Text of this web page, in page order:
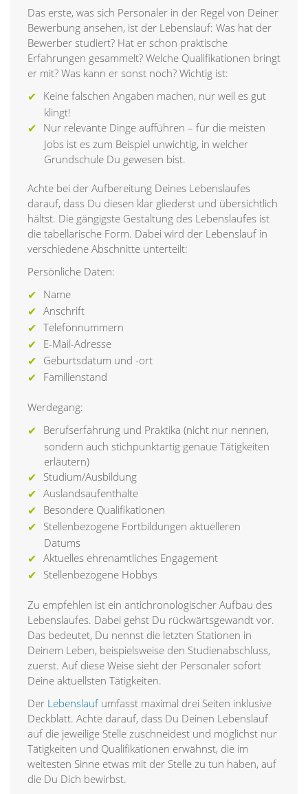
Das erste, was sich Personaler in der Regel von Deiner
Bewerbung ansehen, ist der Lebenslauf: Was hat der
Bewerber studiert? Hat er schon praktische
Erfahrungen gesammelt? Welche Qualifikationen bringt
er mit? Was kann er sonst noch? Wichtig ist:
Keine falschen Angaben machen, nur weil es gut
klingt!
Nur relevante Dinge aufführen – für die meisten
Jobs ist es zum Beispiel unwichtig, in welcher
Grundschule Du gewesen bist.
Achte bei der Aufbereitung Deines Lebenslaufes
darauf, dass Du diesen klar gliederst und übersichtlich
hältst. Die gängigste Gestaltung des Lebenslaufes ist
die tabellarische Form. Dabei wird der Lebenslauf in
verschiedene Abschnitte unterteilt:
Persönliche Daten:
Name
Anschrift
Telefonnummern
E-Mail-Adresse
Geburtsdatum und -ort
Familienstand
Werdegang:
Berufserfahrung und Praktika (nicht nur nennen,
sondern auch stichpunktartig genaue Tätigkeiten
erläutern)
Studium/Ausbildung
Auslandsaufenthalte
Besondere Qualifikationen
Stellenbezogene Fortbildungen aktuelleren
Datums
Aktuelles ehrenamtliches Engagement
Stellenbezogene Hobbys
Zu empfehlen ist ein antichronologischer Aufbau des
Lebenslaufes. Dabei gehst Du rückwärtsgewandt vor.
Das bedeutet, Du nennst die letzten Stationen in
Deinem Leben, beispielsweise den Studienabschluss,
zuerst. Auf diese Weise sieht der Personaler sofort
Deine aktuellsten Tätigkeiten.
Der Lebenslaufumfasst maximal drei Seiten inklusive
Deckblatt. Achte darauf, dass Du Deinen Lebenslauf
auf die jeweilige Stelle zuschneidest und möglichst nur
Tätigkeiten und Qualifikationen erwähnst, die im
weitesten Sinne etwas mit der Stelle zu tun haben, auf
die Du Dich bewirbst.